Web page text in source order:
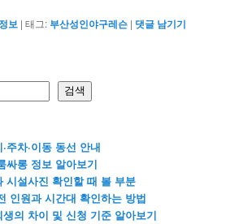
보 |태그: 부산성인야구레슨 | 댓글 남기기
검색
주차·이동 동선 안내
싸롱 정보 알아보기
시설사진 확인할 때 볼 부분
인원과 시간대 확인하는 방법
의 차이 및 신청 기준 알아보기